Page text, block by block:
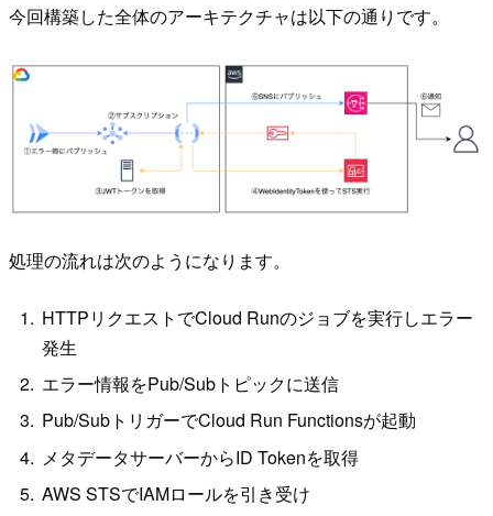
今回構築した全体のアーキテクチャは以下の通りです。
処理の流れは次のようになります。
HTTPリクエストでCloud Runのジョブを実行しエラー
発生
エラー情報をPub/Subトピックに送信
Pub/SubトリガーでCloud Run Functionsが起動
メタデータサーバーからID Tokenを取得
AWS STSでIAMロールを引き受け